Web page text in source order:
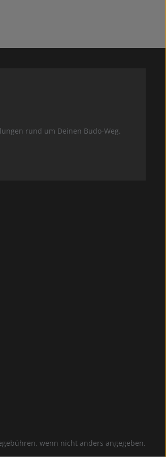
rund um Deinen Budo-Weg.
wenn nicht anders angegeben.